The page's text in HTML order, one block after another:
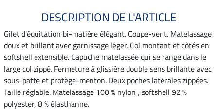
DESCRIPTION DE L'ARTICLE
Gilet d'équitation bi-matière élégant. Coupe-vent. Matelassage
doux et brillant avec garnissage léger. Col montant et côtés en
softshell extensible. Capuche matelassée qui se range dans le
large col zippé. Fermeture à glissière double sens brillante avec
sous-patte et protège-menton. Deux poches latérales zippées.
Taille réglable. Matelassage 100 % nylon ; softshell 92 %
polyester, 8 % élasthanne.